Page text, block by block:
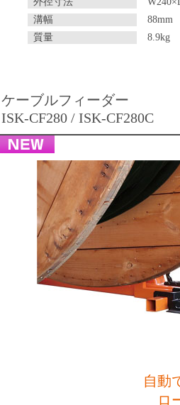
溝幅
88mm
質量
8.9kg
ケーブルフィーダー
ISK-CF280 / ISK-CF280C
自動
ロ